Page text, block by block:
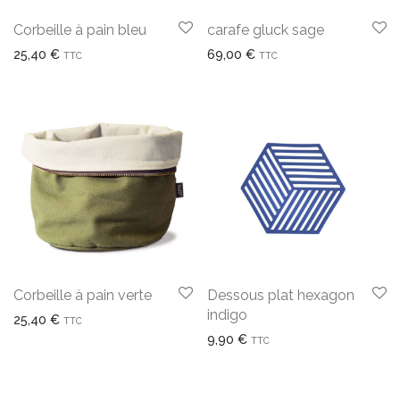
Corbeille à pain bleu
25,40 € TTC
carafe gluck sage
69,00 € TTC
Corbeille à pain verte
25,40 € TTC
Dessous plat hexagon
indigo
9,90 € TTC